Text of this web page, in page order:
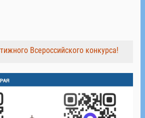
Всероссийского конкурса!